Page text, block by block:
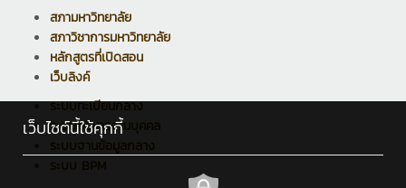
สภามหาวิทยาลัย
สภาวิชาการมหาวิทยาลัย
หลักสูตรที่เปิดสอน
เว็บลิงค์
ระบบทะเบียนกลาง
ระบบบริหารงานบุคคล
ระบบฐานข้อมูลกลาง
ระบบ BPM
เว็บไซต์นี้ใช้คุกกี้